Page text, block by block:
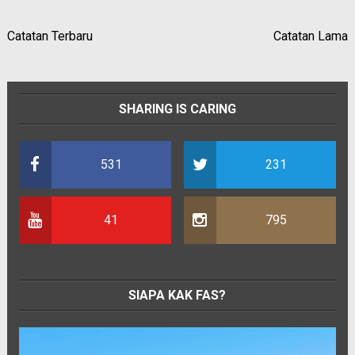
Catatan Terbaru Catatan Lama
SHARING IS CARING
531 231
41 795
SIAPA KAK FAS?